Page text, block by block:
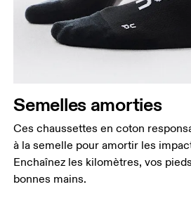
Semelles amorties
Ces chaussettes en coton
à la semelle pour amortir les
Enchaînez les kilomètres, vos
bonnes mains.